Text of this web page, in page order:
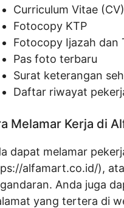
Curriculum Vitae (CV)
Fotocopy KTP
Fotocopy Ijazah dan
Pas foto terbaru
Surat keterangan
Daftar riwayat
Melamar Kerja di
dapat melamar
alfamart.co.id/),
Anda juga
yang tertera di